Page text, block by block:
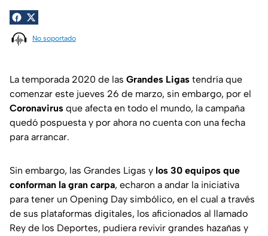
No soportado
La temporada 2020 de las Grandes Ligas tendría que
comenzar este jueves 26 de marzo, sin embargo, por el
Coronavirus que afecta en todo el mundo, la campaña
quedó pospuesta y por ahora no cuenta con una fecha
para arrancar.
Sin embargo, las Grandes Ligas y los 30 equipos que
conforman la gran carpa, echaron a andar la iniciativa
para tener un Opening Day simbólico, en el cual a través
de sus plataformas digitales, los aficionados al llamado
Rey de los Deportes, pudiera revivir grandes hazañas y